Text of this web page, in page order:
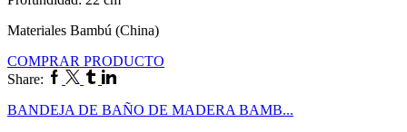
Materiales Bambú (China)
COMPRAR PRODUCTO
Share: Facebook
Twitter
TumblrLinkedin
BANDEJA DE BAÑO DE MADERA BAMB...